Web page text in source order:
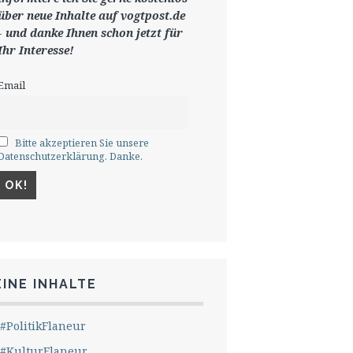
ber neue Inhalte auf vogtpost.de
und danke Ihnen schon jetzt für
Interesse!
Bitte akzeptieren Sie unsere
Danke.
INHALTE
#PolitikFlaneur